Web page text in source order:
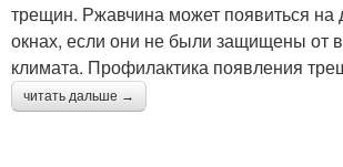
трещин. Ржавчина может появиться на
окнах, если они не были защищены от
климата. Профилактика появления
читать дальше →